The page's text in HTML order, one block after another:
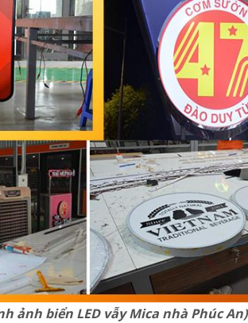
ảnh biển LED vẫy Mica nhà Phúc An)